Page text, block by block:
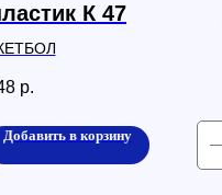
К 47
р.
Добавить в корзину